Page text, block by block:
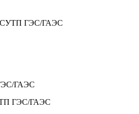
АСУТП ГЭС/ГАЭС
ГАЭС
ГЭС/ГАЭС